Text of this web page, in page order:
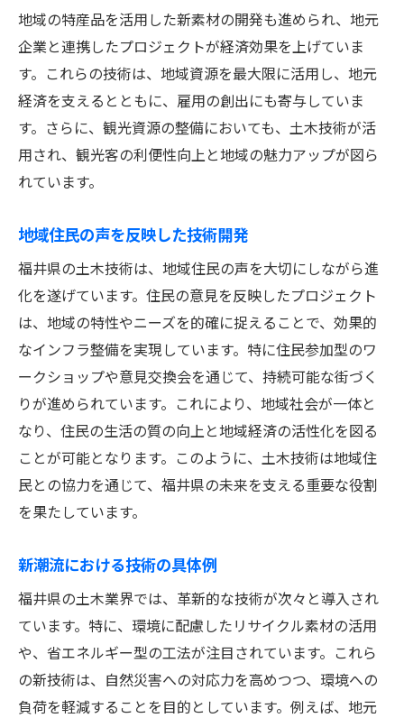
地域の特産品を活用した新素材の開発も進められ、地元
企業と連携したプロジェクトが経済効果を上げていま
す。これらの技術は、地域資源を最大限に活用し、地元
経済を支えるとともに、雇用の創出にも寄与していま
す。さらに、観光資源の整備においても、土木技術が活
用され、観光客の利便性向上と地域の魅力アップが図ら
れています。
地域住民の声を反映した技術開発
福井県の土木技術は、地域住民の声を大切にしながら進
化を遂げています。住民の意見を反映したプロジェクト
は、地域の特性やニーズを的確に捉えることで、効果的
なインフラ整備を実現しています。特に住民参加型のワ
ークショップや意見交換会を通じて、持続可能な街づく
りが進められています。これにより、地域社会が一体と
なり、住民の生活の質の向上と地域経済の活性化を図る
ことが可能となります。このように、土木技術は地域住
民との協力を通じて、福井県の未来を支える重要な役割
を果たしています。
新潮流における技術の具体例
福井県の土木業界では、革新的な技術が次々と導入され
ています。特に、環境に配慮したリサイクル素材の活用
や、省エネルギー型の工法が注目されています。これら
の新技術は、自然災害への対応力を高めつつ、環境への
負荷を軽減することを目的としています。例えば、地元